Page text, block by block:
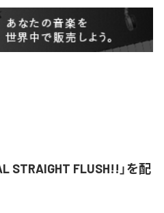
STRAIGHT FLUSH!!」を配